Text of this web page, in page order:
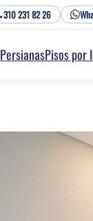
310 231 82 26
PersianasPisos por